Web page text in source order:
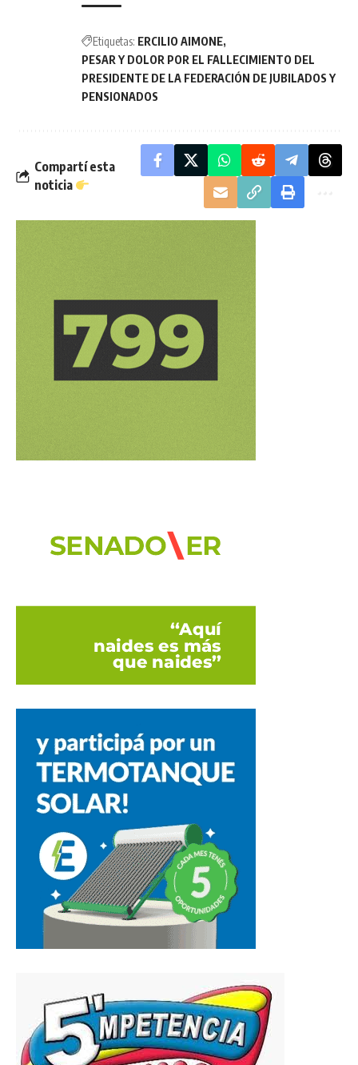
Etiquetas: ERCILIO AIMONE
PESAR Y DOLOR POR EL FALLECIMIENTO DEL
PRESIDENTE DE LA FEDERACIÓN DE JUBILADOS Y
PENSIONADOS
Compartí esta
noticia